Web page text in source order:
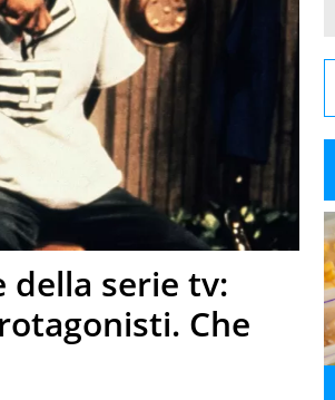
della serie tv:
Che